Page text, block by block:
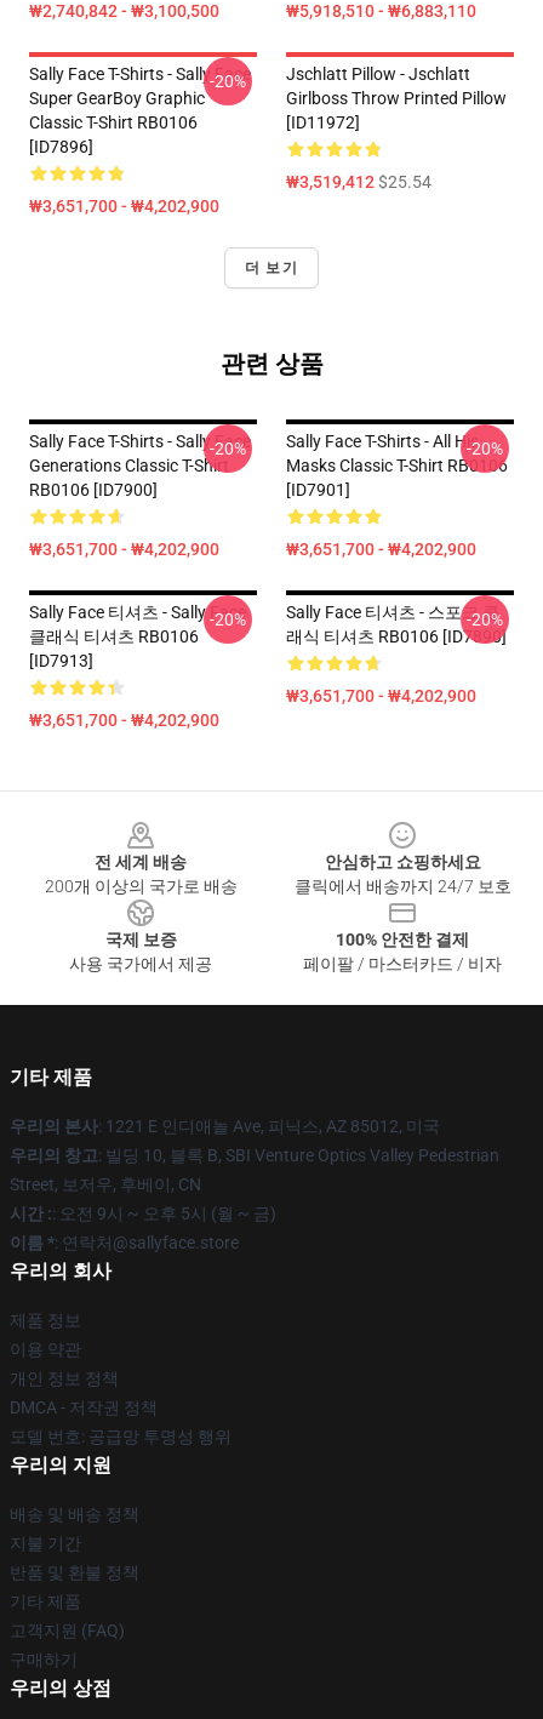
₩2,740,842 - ₩3,100,500 ₩5,918,510 - ₩6,883,110
Sally Face T-Shirts - Sally Face
Super GearBoy Graphic
Classic T-Shirt RB0106
[ID7896]
₩3,651,700 - ₩4,202,900
-20%
Jschlatt Pillow - Jschlatt
Girlboss Throw Printed Pillow
[ID11972]
₩3,519,412$25.54
더 보기
관련 상품
Sally Face T-Shirts - Sally Face
Generations Classic T-Shirt
RB0106 [ID7900]
₩3,651,700 - ₩4,202,900
-20%
Sally Face T-Shirts - All His
Masks Classic T-Shirt RB0106
[ID7901]
₩3,651,700 - ₩4,202,900
-20%
Sally Face 티셔츠 - Sally Face
클래식 티셔츠 RB0106
[ID7913]
₩3,651,700 - ₩4,202,900
-20%
Sally Face 티셔츠 - 스포크 클
래식 티셔츠 RB0106 [ID7890]
₩3,651,700 - ₩4,202,900
-20%
전 세계 배송
200개 이상의 국가로 배송
안심하고 쇼핑하세요
클릭에서 배송까지 24/7 보호
국제 보증
사용 국가에서 제공
100% 안전한 결제
페이팔 / 마스터카드 / 비자
기타 제품
우리의 본사: 1221 E 인디애놀 Ave, 피닉스, AZ 85012, 미국
우리의 창고: 빌딩 10, 블록 B, SBI Venture Optics Valley Pedestrian
Street, 보저우, 후베이, CN
시간 :: 오전 9시 ~ 오후 5시 (월 ~ 금)
이름 *: 연락처@sallyface.store
우리의 회사
제품 정보
이용 약관
개인 정보 정책
DMCA - 저작권 정책
모델 번호: 공급망 투명성 행위
우리의 지원
배송 및 배송 정책
지불 기간
반품 및 환불 정책
기타 제품
고객지원 (FAQ)
구매하기
우리의 상점